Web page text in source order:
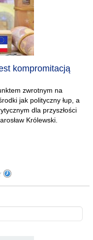
kompromitacją
zwrotnym na
jak polityczny łup, a
dla przyszłości
Królewski.